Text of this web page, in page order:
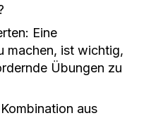
Eine
machen, ist wichtig,
Übungen zu
Kombination aus